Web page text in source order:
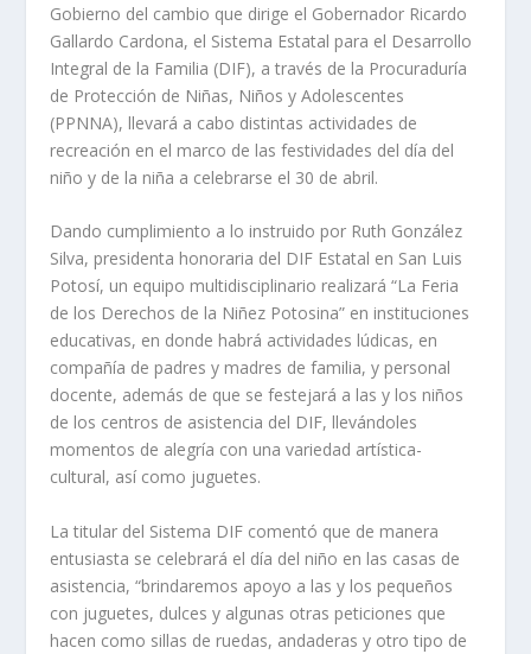
Gobierno del cambio que dirige el Gobernador Ricardo
Gallardo Cardona, el Sistema Estatal para el Desarrollo
Integral de la Familia (DIF), a través de la Procuraduría
de Protección de Niñas, Niños y Adolescentes
(PPNNA), llevará a cabo distintas actividades de
recreación en el marco de las festividades del día del
niño y de la niña a celebrarse el 30 de abril.
Dando cumplimiento a lo instruido por Ruth González
Silva, presidenta honoraria del DIF Estatal en San Luis
Potosí, un equipo multidisciplinario realizará “La Feria
de los Derechos de la Niñez Potosina” en instituciones
educativas, en donde habrá actividades lúdicas, en
compañía de padres y madres de familia, y personal
docente, además de que se festejará a las y los niños
de los centros de asistencia del DIF, llevándoles
momentos de alegría con una variedad artística-
cultural, así como juguetes.
La titular del Sistema DIF comentó que de manera
entusiasta se celebrará el día del niño en las casas de
asistencia, “brindaremos apoyo a las y los pequeños
con juguetes, dulces y algunas otras peticiones que
hacen como sillas de ruedas, andaderas y otro tipo de